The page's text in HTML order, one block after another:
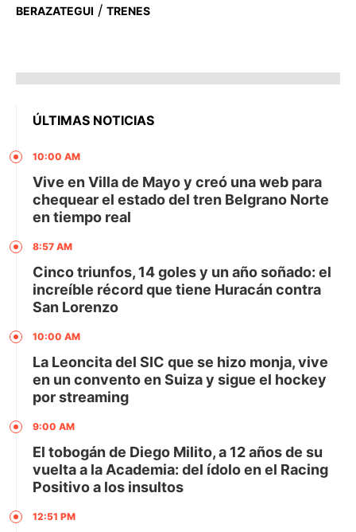
BERAZATEGUI / TRENES
ÚLTIMAS NOTICIAS
10:00 AM
Vive en Villa de Mayo y creó una web para
chequear el estado del tren Belgrano Norte
en tiempo real
8:57 AM
Cinco triunfos, 14 goles y un año soñado: el
increíble récord que tiene Huracán contra
San Lorenzo
10:00 AM
La Leoncita del SIC que se hizo monja, vive
en un convento en Suiza y sigue el hockey
por streaming
9:00 AM
El tobogán de Diego Milito, a 12 años de su
vuelta a la Academia: del ídolo en el Racing
Positivo a los insultos
12:51 PM